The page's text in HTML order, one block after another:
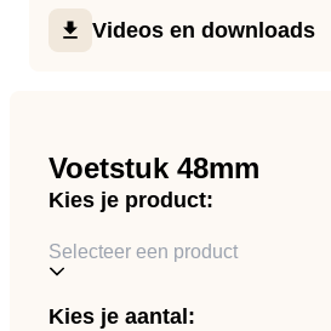
Catalogus
Videos en downloads
Technische tekening - LBeton
Voetstuk 48mm
Kies je product:
Selecteer een product
Kies je aantal: